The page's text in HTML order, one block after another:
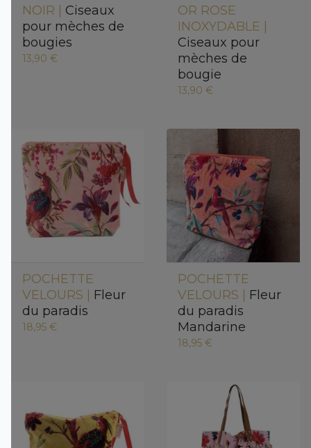
NOIR | Ciseaux
pour mèches de
bougies
13,90 €
OR ROSE
INOXYDABLE |
Ciseaux pour
mèches de
bougie
13,90 €
POCHETTE
VELOURS | Fleur
du paradis
18,95 €
POCHETTE
VELOURS | Fleur
du paradis
Mandarine
18,95 €